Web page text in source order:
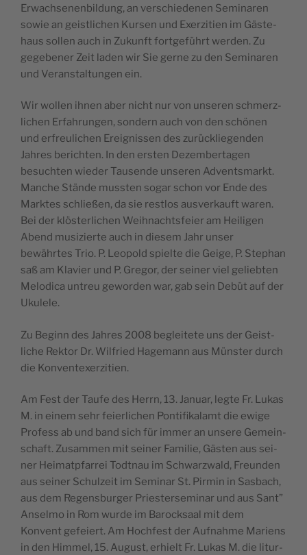
Erwach­se­nen­bil­dung, an ver­schie­de­nen Semi­na­ren
sowie an geist­li­chen Kur­sen und Exer­zi­tien im Gäs­te­
haus sol­len auch in Zukunft fort­geführt wer­den. Zu
gege­be­ner Zeit laden wir Sie gerne zu den Semi­na­ren
und Verans­tal­tun­gen ein.
Wir wol­len ihnen aber nicht nur von unse­ren schmerz­
li­chen Erfah­run­gen, son­dern auch von den schö­nen
und erfreu­li­chen Erei­gnis­sen des zurü­ck­lie­gen­den
Jahres berich­ten. In den ers­ten Dezem­ber­ta­gen
besuch­ten wie­der Tau­sende unse­ren Advents­markt.
Manche Stände muss­ten sogar schon vor Ende des
Marktes schließen, da sie res­t­los aus­ver­kauft waren.
Bei der klös­ter­li­chen Weih­nachts­feier am Hei­li­gen
Abend musi­zierte auch in die­sem Jahr unser
bewährtes Trio. P. Leo­pold spielte die Geige, P. Ste­phan
saß am Kla­vier und P. Gre­gor, der sei­ner viel gelieb­ten
Melo­di­ca untreu gewor­den war, gab sein Debüt auf der
Ukulele.
Zu Beginn des Jahres 2008 beglei­tete uns der Geist­
liche Rek­tor Dr. Wil­fried Hage­mann aus Müns­ter durch
die Konventexerzitien.
Am Fest der Taufe des Herrn, 13. Januar, legte Fr. Lukas
M. in einem sehr feier­li­chen Pon­ti­fi­ka­lamt die ewige
Pro­fess ab und band sich für immer an unsere Gemein­
schaft. Zusam­men mit sei­ner Fami­lie, Gäs­ten aus sei­
ner Hei­matp­far­rei Todt­nau im Schwarz­wald, Freun­den
aus sei­ner Schul­zeit im Semi­nar St. Pir­min in Sas­bach,
aus dem Regens­bur­ger Pries­ter­se­mi­nar und aus Sant”
Ansel­mo in Rom wurde im Barock­saal mit dem
Konvent gefeiert. Am Hoch­fest der Auf­nahme Mariens
in den Him­mel, 15. August, erhielt Fr. Lukas M. die litur­